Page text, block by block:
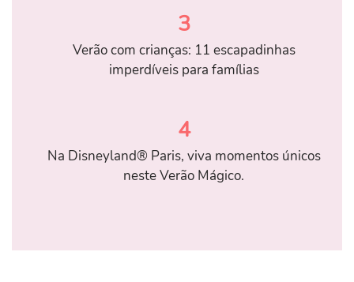
3
Verão com crianças: 11 escapadinhas
imperdíveis para famílias
4
Na Disneyland® Paris, viva momentos únicos
neste Verão Mágico.